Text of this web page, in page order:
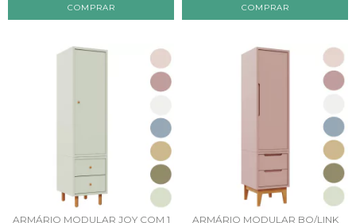
COMPRAR COMPRAR
ARMÁRIO MODULAR JOY COM 1
ARMÁRIO MODULAR BO/LINK